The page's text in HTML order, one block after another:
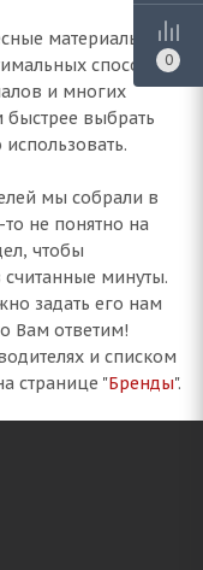
материалы о
способах
и многих
быстрее выбрать
мы собрали в
то не понятно на
чтобы
считанные минуты.
задать его нам
Вам ответим!
и списком
странице "Бренды".
0